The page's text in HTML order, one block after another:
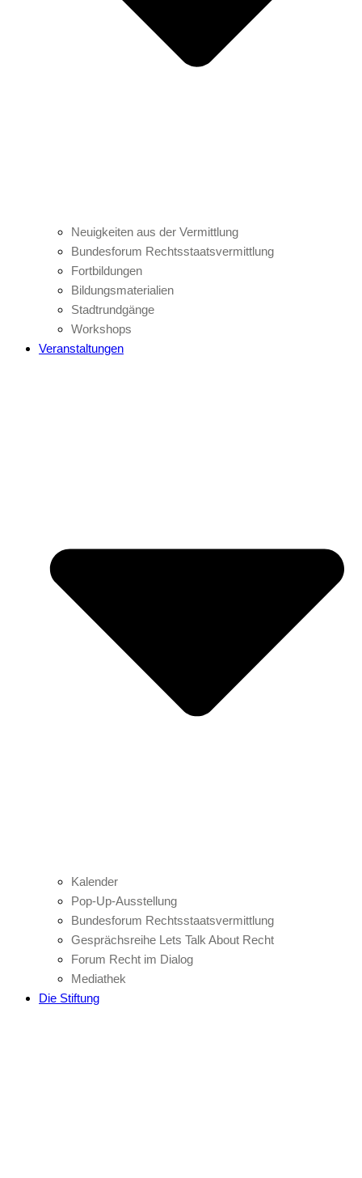
Neuigkeiten aus der Vermittlung
Bundesforum Rechtsstaatsvermittlung
Fortbildungen
Bildungsmaterialien
Stadtrundgänge
Workshops
Veranstaltungen
Kalender
Pop-Up-Ausstellung
Bundesforum Rechtsstaatsvermittlung
Gesprächsreihe Lets Talk About Recht
Forum Recht im Dialog
Mediathek
Die Stiftung